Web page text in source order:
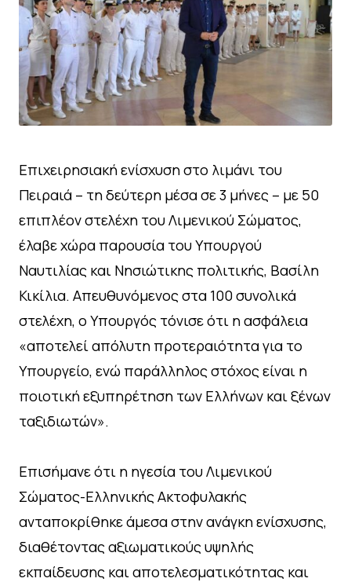
Επιχειρησιακή ενίσχυση στο λιμάνι του
Πειραιά – τη δεύτερη μέσα σε 3 μήνες – με 50
επιπλέον στελέχη του Λιμενικού Σώματος,
έλαβε χώρα παρουσία του Υπουργού
Ναυτιλίας και Νησιώτικης πολιτικής, Βασίλη
Κικίλια. Απευθυνόμενος στα 100 συνολικά
στελέχη, ο Υπουργός τόνισε ότι η ασφάλεια
«αποτελεί απόλυτη προτεραιότητα για το
Υπουργείο, ενώ παράλληλος στόχος είναι η
ποιοτική εξυπηρέτηση των Ελλήνων και ξένων
ταξιδιωτών».
Επισήμανε ότι η ηγεσία του Λιμενικού
Σώματος-Ελληνικής Ακτοφυλακής
ανταποκρίθηκε άμεσα στην ανάγκη ενίσχυσης,
διαθέτοντας αξιωματικούς υψηλής
εκπαίδευσης και αποτελεσματικότητας και